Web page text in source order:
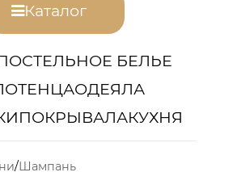
Каталог
БЕЛЬЕ
ОДЕЯЛА
ПОКРЫВАЛАКУХНЯ
Шампань